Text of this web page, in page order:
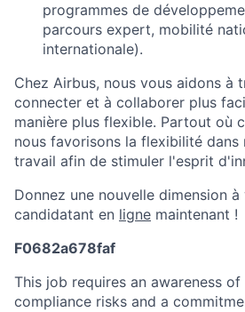
programmes de
parcours expert, mobilité
internationale).
Chez Airbus, nous vous aidons à
connecter et à collaborer plus
manière plus flexible. Partout où
nous favorisons la flexibilité dans
travail afin de stimuler l'esprit
Donnez une nouvelle dimension
candidatant en ligne maintenant !
F0682a678faf
This job requires an awareness
compliance risks and a